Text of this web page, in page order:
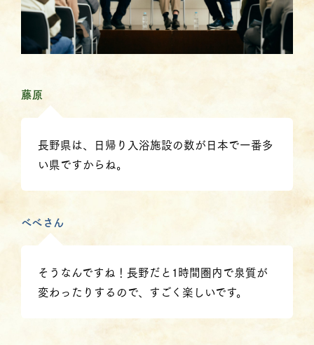
藤原
長野県は、日帰り入浴施設の数が日本で一番多
い県ですからね。
べべさん
そうなんですね！長野だと1時間圏内で泉質が
変わったりするので、すごく楽しいです。